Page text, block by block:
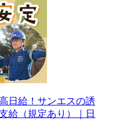
日給！サンエスの誘
給（規定あり）｜日